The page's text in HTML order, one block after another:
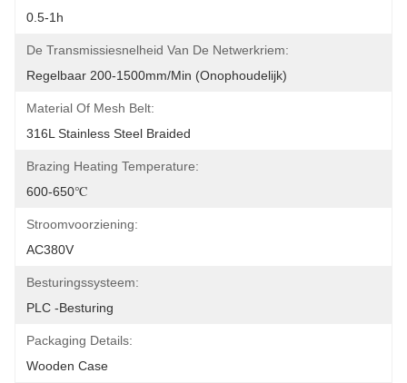
0.5-1h
De Transmissiesnelheid Van De Netwerkriem:
Regelbaar 200-1500mm/min (onophoudelijk)
Material Of Mesh Belt:
316L Stainless Steel Braided
Brazing Heating Temperature:
600-650℃
Stroomvoorziening:
AC380V
Besturingssysteem:
PLC -besturing
Packaging Details:
Wooden Case